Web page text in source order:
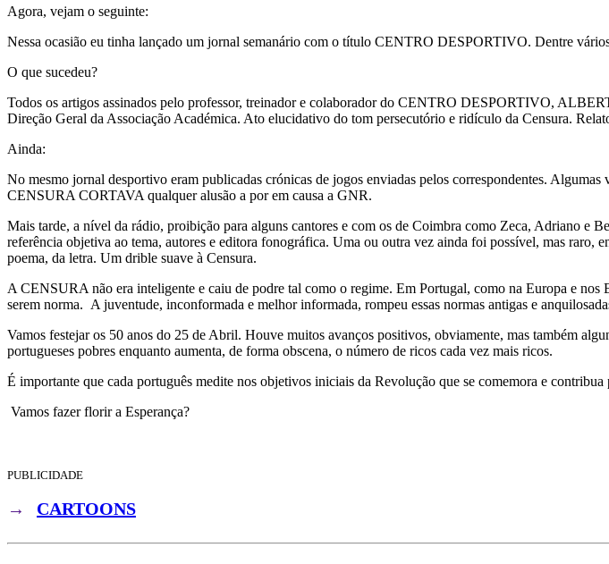
Agora, vejam o seguinte:
Nessa ocasião eu tinha lançado um jornal semanário com o título CENTRO DESPORTIVO. Dentre
O que sucedeu?
Todos os artigos assinados pelo professor, treinador e colaborador do CENTRO DESPORTIVO,
Direção Geral da Associação Académica. Ato elucidativo do tom persecutório e ridículo da Censura.
Ainda:
No mesmo jornal desportivo eram publicadas crónicas de jogos enviadas pelos correspondentes.
CENSURA CORTAVA qualquer alusão a por em causa a GNR.
Mais tarde, a nível da rádio, proibição para alguns cantores e com os de Coimbra como Zeca, Adriano
referência objetiva ao tema, autores e editora fonográfica. Uma ou outra vez ainda foi possível, mas
poema, da letra. Um drible suave à Censura.
A CENSURA não era inteligente e caiu de podre tal como o regime. Em Portugal, como na Europa e
serem norma. A juventude, inconformada e melhor informada, rompeu essas normas antigas e
Vamos festejar os 50 anos do 25 de Abril. Houve muitos avanços positivos, obviamente, mas também
portugueses pobres enquanto aumenta, de forma obscena, o número de ricos cada vez mais ricos.
É importante que cada português medite nos objetivos iniciais da Revolução que se comemora e
Vamos fazer florir a Esperança?
PUBLICIDADE
→ CARTOONS